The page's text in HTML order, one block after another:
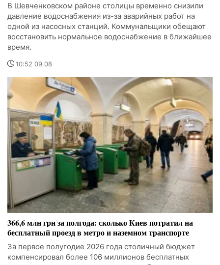
В Шевченковском районе столицы временно снизили
давление водоснабжения из-за аварийных работ на
одной из насосных станций. Коммунальщики обещают
восстановить нормальное водоснабжение в ближайшее
время.
10:52 09.08
366,6 млн грн за полгода: сколько Киев потратил на
бесплатный проезд в метро и наземном транспорте
За первое полугодие 2026 года столичный бюджет
компенсировал более 106 миллионов бесплатных